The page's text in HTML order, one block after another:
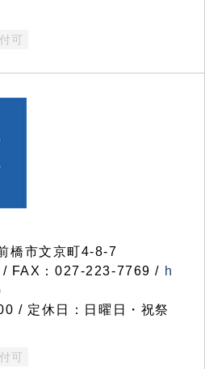
可
橋市文京町4-8-7
FAX：027-223-7769 / h
/ 定休日：日曜日・祝祭
可